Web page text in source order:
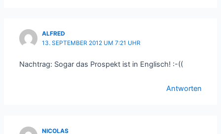
ALFRED
13. SEPTEMBER 2012 UM 7:21 UHR
Nachtrag: Sogar das Prospekt ist in Englisch! :-((
Antworten
NICOLAS